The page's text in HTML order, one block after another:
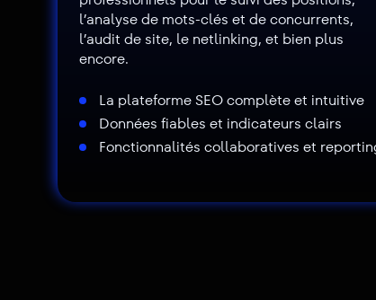
l’analyse de mots-clés et de concurrents,
l’audit de site, le netlinking, et bien plus
encore.
La plateforme SEO complète et intuitive
Données fiables et indicateurs clairs
Fonctionnalités collaboratives et